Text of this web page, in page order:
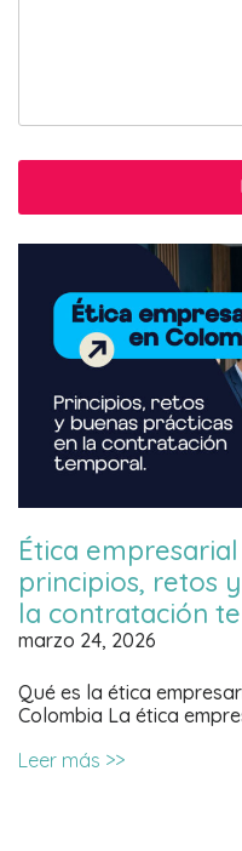
Ética
principios, retos
la contratación
marzo 24, 2026
Qué es la ética
Colombia La ética
Leer más >>